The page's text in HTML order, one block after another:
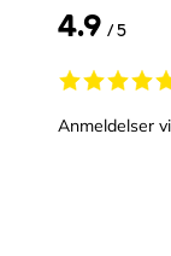
4.9 / 5
Anmeldelser